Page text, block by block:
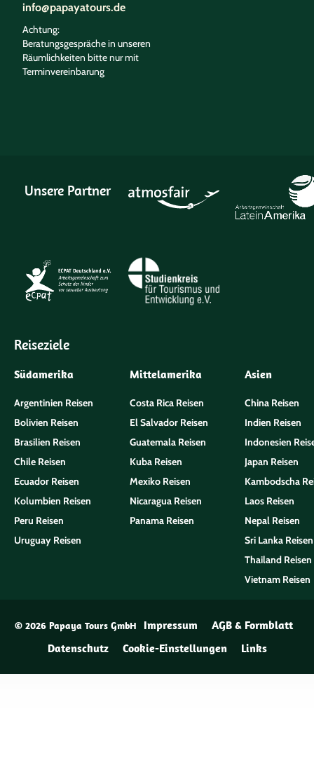
info@papayatours.de
Achtung:
Beratungsgespräche in unseren
Räumlichkeiten bitte nur mit
Terminvereinbarung
Unsere Partner
Reiseziele
Südamerika
Argentinien Reisen
Bolivien Reisen
Brasilien Reisen
Chile Reisen
Ecuador Reisen
Kolumbien Reisen
Peru Reisen
Uruguay Reisen
Mittelamerika
Costa Rica Reisen
El Salvador Reisen
Guatemala Reisen
Kuba Reisen
Mexiko Reisen
Nicaragua Reisen
Panama Reisen
Asien
China Reisen
Indien Reisen
Indonesien
Japan Reisen
Kambodscha
Laos Reisen
Nepal Reisen
Sri Lanka Reisen
Thailand Reisen
Vietnam Reisen
© 2026 Papaya Tours GmbH Impressum
AGB & Formblatt
Datenschutz
Cookie-Einstellungen Links